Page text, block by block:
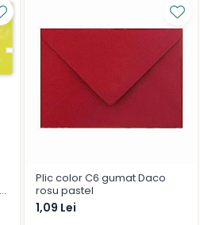
Plic color C6 gumat Daco
rosu pastel
1,09 Lei